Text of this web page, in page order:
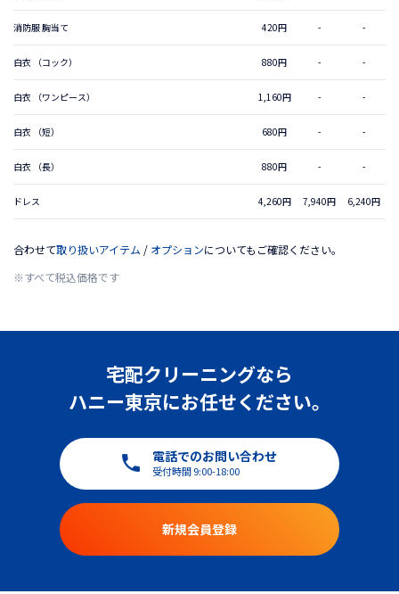
消防服 胸当て 420円 - -
白衣 （コック） 880円 - -
白衣 （ワンピース） 1,160円 - -
白衣 （短） 680円 - -
白衣 （長） 880円 - -
ドレス 4,260円 7,940円 6,240円
合わせて取り扱いアイテム / オプションについてもご確認ください。
※すべて税込価格です
宅配クリーニングなら
ハニー東京にお任せください。
電話でのお問い合わせ
受付時間 9:00-18:00
新規会員登録